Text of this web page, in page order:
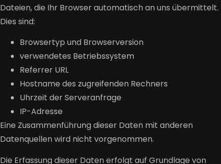
Dateien, die Ihr Browser automatisch an uns übermittelt.
Dies sind:
Browsertyp und Browserversion
verwendetes Betriebssystem
Referrer URL
Hostname des zugreifenden Rechners
Uhrzeit der Serveranfrage
IP-Adresse
Eine Zusammenführung dieser Daten mit anderen
Datenquellen wird nicht vorgenommen.
Die Erfassung dieser Daten erfolgt auf Grundlage von